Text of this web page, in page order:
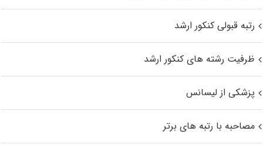
رتبه قبولی کنکور ارشد
ظرفیت رشته های کنکور ارشد
پزشکی از لیسانس
مصاحبه با رتبه های برتر